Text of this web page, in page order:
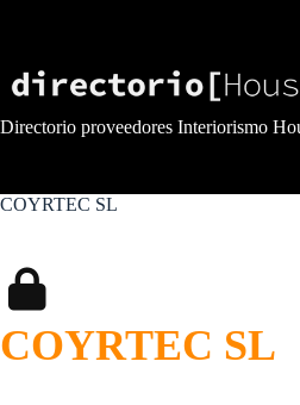
Directorio proveedores Interiorismo
COYRTEC SL
COYRTEC SL